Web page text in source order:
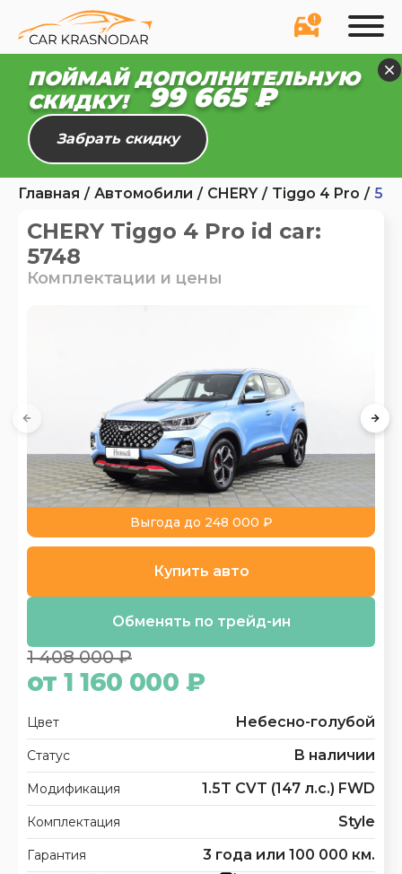
ПОЙМАЙ ДОПОЛНИТЕЛЬНУЮ
СКИДКУ!
99 665 ₽
Забрать скидку
Главная Автомобили CHERY Tiggo 4 Pro
CHERY Tiggo 4 Pro id car:
5748
Комплектации и цены
1 408 000 ₽
от 1 160 000 ₽
Выгода до 248 000 ₽
Цвет Небесно-голубой
Статус В наличии
Модификация 1.5T CVT (147 л.с.) FWD
Комплектация Style
Гарантия 3 года или 100 000 км.
Купить авто
Обменять по трейд-ин